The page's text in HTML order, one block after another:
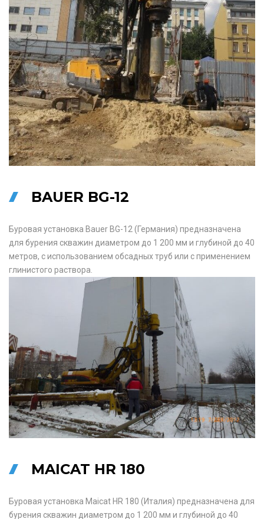
BAUER BG-12
Буровая установка Bauer BG-12 (Германия) предназначена
для бурения скважин диаметром до 1 200 мм и глубиной до 40
метров, с использованием обсадных труб или с применением
глинистого раствора.
MAICAT HR 180
Буровая установка Maicat HR 180 (Италия) предназначена для
бурения скважин диаметром до 1 200 мм и глубиной до 40